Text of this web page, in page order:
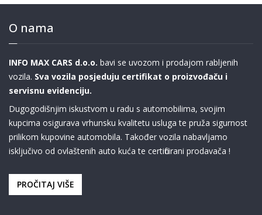
O nama
INFO MAX CARS d.o.o. bavi se uvozom i prodajom rabljenih
vozila. Sva vozila posjeduju certifikat o proizvođaču i
servisnu evidenciju.
Dugogodišnjim iskustvom u radu s automobilima, svojim
kupcima osigurava vrhunsku kvalitetu usluga te pruža sigurnost
prilikom kupovine automobila. Također vozila nabavljamo
isključivo od ovlaštenih auto kuća te certificirani prodavača !
PROČITAJ VIŠE